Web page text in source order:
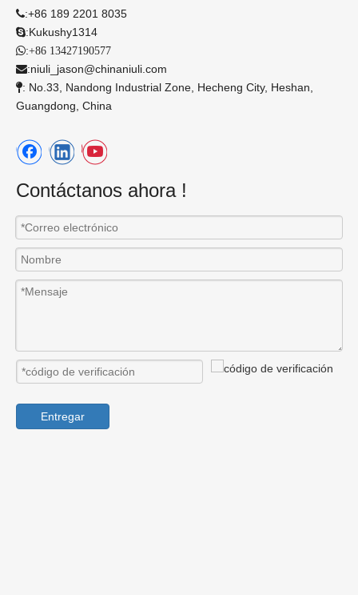
:+86 189 2201 8035
:Kukushy1314
:+86 13427190577
:niuli_jason@chinaniuli.com
: No.33, Nandong Industrial Zone, Hecheng City, Heshan,
Guangdong, China
Contáctanos ahora !
Entregar